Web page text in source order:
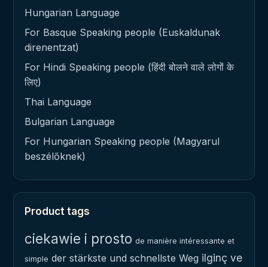
Hungarian Language
For Basque Speaking people (Euskaldunak
direnentzat)
For Hindi Speaking people (हिंदी बोलने वाले लोगों के
लिए)
Thai Language
Bulgarian Language
For Hungarian Speaking people (Magyarul
beszélőknek)
Product tags
ciekawie i prosto de manière intéressante et
simple der stärkste und schnellste Weg ilginç ve